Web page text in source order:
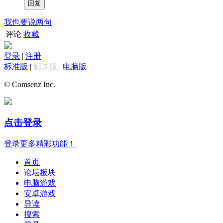
我也要说两句
评论 收藏
登录 | 注册
标准版 | 触屏版 | 电脑版
© Comsenz Inc.
点击登录
登录更多精彩功能！
首页
论坛板块
电脑游戏
安卓游戏
导读
搜索